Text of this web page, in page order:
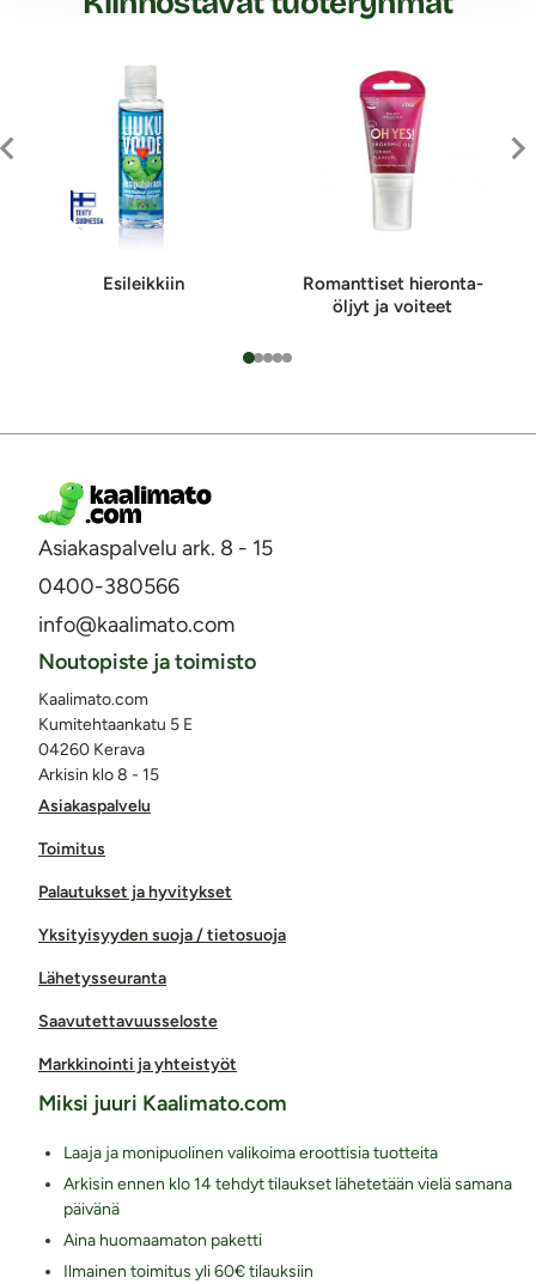
Esileikkiin
Romanttiset hie­ron­ta­
öljyt ja voi­teet
Asiakaspalvelu ark. 8 - 15
0400-380566
info@kaalimato.com
Asiakaspalvelu
Toimitus
Palautukset ja hyvitykset
Yksityisyyden suoja / tietosuoja
Lähetysseuranta
Saavutettavuusseloste
Markkinointi ja yhteistyöt
Noutopiste ja toimisto
Kaalimato.com
Kumitehtaankatu 5 E
04260 Kerava
Arkisin klo 8 - 15
Miksi juuri Kaalimato.com
Laaja ja monipuolinen valikoima eroottisia tuotteita
Arkisin ennen klo 14 tehdyt tilaukset lähetetään vielä samana
päivänä
Aina huomaamaton paketti
Ilmainen toimitus yli 60€ tilauksiin